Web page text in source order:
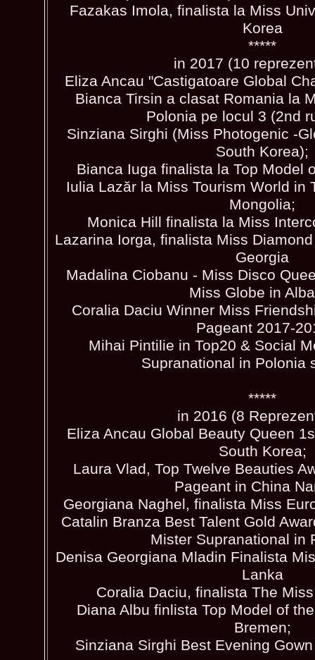
Fazakas Imola, finalista la Miss
Korea
*****
in 2017 (10
Eliza Ancau "Castigatoare Global
Bianca Tirsin a clasat Romania la
Polonia pe locul 3 (2nd
Sinziana Sirghi (Miss Photogenic -
South Korea);
Bianca Iuga finalista la Top Model
Iulia Lazăr la Miss Tourism World in
Mongolia;
Monica Hill finalista la Miss
Lazarina Iorga, finalista Miss
Georgia
Madalina Ciobanu - Miss Disco
Miss Globe in
Coralia Daciu Winner Miss
Pageant 2017-
Mihai Pintilie in Top20 & Social
Supranational in Polonia
*****
in 2016 (8
Eliza Ancau Global Beauty Queen
South Korea;
Laura Vlad, Top Twelve Beauties
Pageant in China
Georgiana Naghel, finalista Miss
Catalin Branza Best Talent Gold
Mister Supranational in
Denisa Georgiana Mladin Finalista
Lanka
Coralia Daciu, finalista The
Diana Albu finlista Top Model of
Bremen;
Sinziana Sirghi Best Evening